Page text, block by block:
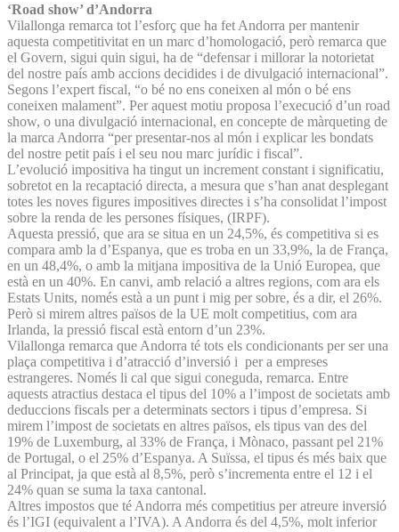
‘Road show’ d’Andorra
Vilallonga remarca tot l’esforç que ha fet Andorra per mantenir
aquesta competitivitat en un marc d’homologació, però remarca que
el Govern, sigui quin sigui, ha de “defensar i millorar la notorietat
del nostre país amb accions decidides i de divulgació internacional”.
Segons l’expert fiscal, “o bé no ens coneixen al món o bé ens
coneixen malament”. Per aquest motiu proposa l’execució d’un road
show, o una divulgació internacional, en concepte de màrqueting de
la marca Andorra “per presentar-nos al món i explicar les bondats
del nostre petit país i el seu nou marc jurídic i fiscal”.
L’evolució impositiva ha tingut un increment constant i significatiu,
sobretot en la recaptació directa, a mesura que s’han anat desplegant
totes les noves figures impositives directes i s’ha consolidat l’impost
sobre la renda de les persones físiques, (IRPF).
Aquesta pressió, que ara se situa en un 24,5%, és competitiva si es
compara amb la d’Espanya, que es troba en un 33,9%, la de França,
en un 48,4%, o amb la mitjana impositiva de la Unió Europea, que
està en un 40%. En canvi, amb relació a altres regions, com ara els
Estats Units, només està a un punt i mig per sobre, és a dir, el 26%.
Però si mirem altres països de la UE molt competitius, com ara
Irlanda, la pressió fiscal està entorn d’un 23%.
Vilallonga remarca que Andorra té tots els condicionants per ser una
plaça competitiva i d’atracció d’inversió i per a empreses
estrangeres. Només li cal que sigui coneguda, remarca. Entre
aquests atractius destaca el tipus del 10% a l’impost de societats amb
deduccions fiscals per a determinats sectors i tipus d’empresa. Si
mirem l’impost de societats en altres països, els tipus van des del
19% de Luxemburg, al 33% de França, i Mònaco, passant pel 21%
de Portugal, o el 25% d’Espanya. A Suïssa, el tipus és més baix que
al Principat, ja que està al 8,5%, però s’incrementa entre el 12 i el
24% quan se suma la taxa cantonal.
Altres impostos que té Andorra més competitius per atreure inversió
és l’IGI (equivalent a l’IVA). A Andorra és del 4,5%, molt inferior